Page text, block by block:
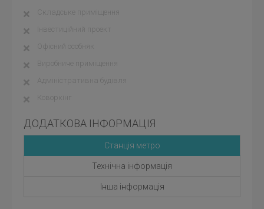
Складське приміщення
Інвестиційний проект
Офісний особняк
Виробниче приміщення
Адміністративна будівля
Коворкінг
ДОДАТКОВА ІНФОРМАЦІЯ
Станція метро
Технічна інформація
Інша інформація